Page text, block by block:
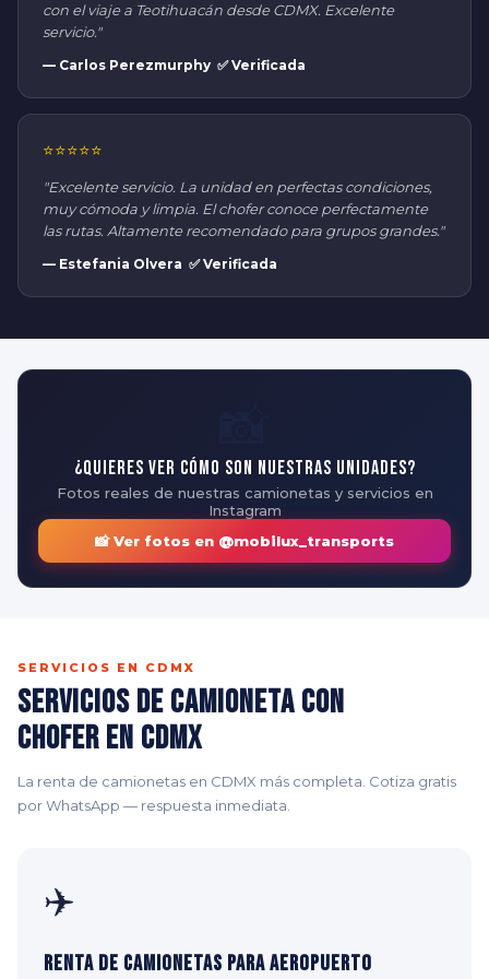
con el viaje a Teotihuacán desde CDMX. Excelente
servicio."
— Carlos Perezmurphy ✅ Verificada
⭐⭐⭐⭐⭐
"Excelente servicio. La unidad en perfectas condiciones,
muy cómoda y limpia. El chofer conoce perfectamente
las rutas. Altamente recomendado para grupos grandes."
— Estefania Olvera ✅ Verificada
¿Quieres ver cómo son nuestras unidades?
Fotos reales de nuestras camionetas y servicios en
Instagram
📸 Ver fotos en @mobilux_transports
SERVICIOS EN CDMX
Servicios de Camioneta con
Chofer en CDMX
La renta de camionetas en CDMX más completa. Cotiza gratis
por WhatsApp — respuesta inmediata.
✈️
Renta de Camionetas para Aeropuerto